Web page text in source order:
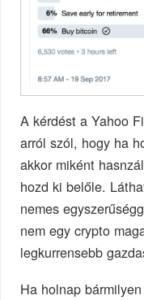
A kérdést a Yahoo
arról szól, hogy ha
akkor miként
hozd ki belőle.
nemes
nem egy crypto
legkurrensebb
Ha holnap